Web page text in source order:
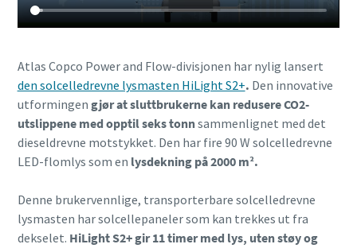
Atlas Copco Power and Flow-divisjonen har nylig lansert
den solcelledrevne lysmasten HiLight S2+. Den innovative
utformingen gjør at sluttbrukerne kan redusere CO2-
utslippene med opptil seks tonnsammenlignet med det
dieseldrevne motstykket. Den har fire 90 W solcelledrevne
LED-flomlys som en lysdekning på 2000 m².
Denne brukervennlige, transporterbare solcelledrevne
lysmasten har solcellepaneler som kan trekkes ut fra
dekselet. HiLight S2+ gir 11 timer med lys, uten støy og